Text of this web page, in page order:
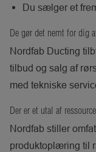
Du sælger et
De gør det nemt for dig
Nordfab Ducting
tilbud og salg af
med tekniske
Der er et utal af
Nordfab stiller
produktoplæring til